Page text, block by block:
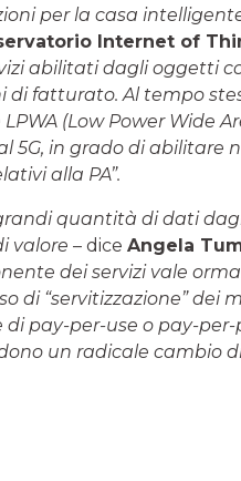
per la casa
Internet of
abilitati dagli oggetti
fatturato. Al tempo
(Low Power Wide
5G, in grado di abilitare
alla PA”.
quantità di dati
valore – dice Angela
dei servizi vale
di “servitizzazione” dei
pay-per-use o pay-
un radicale cambio